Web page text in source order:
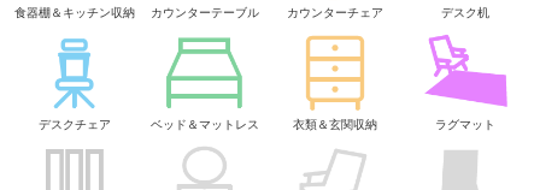
食器棚＆キッチン収納 カウンターテーブル カウンターチェア デスク机
デスクチェア ベッド＆マットレス 衣類＆玄関収納 ラグマット